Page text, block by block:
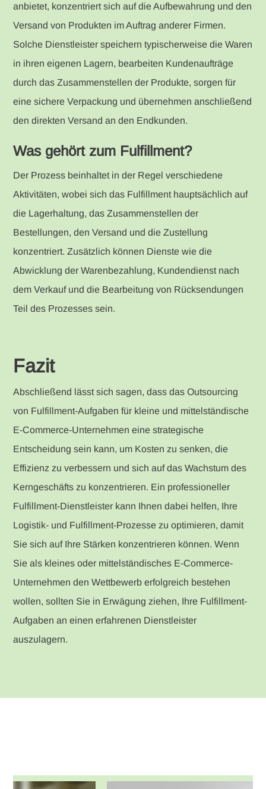
anbietet, konzentriert sich auf die Aufbewahrung und den
Versand von Produkten im Auftrag anderer Firmen.
Solche Dienstleister speichern typischerweise die Waren
in ihren eigenen Lagern, bearbeiten Kundenaufträge
durch das Zusammenstellen der Produkte, sorgen für
eine sichere Verpackung und übernehmen anschließend
den direkten Versand an den Endkunden.
Was gehört zum Fulfillment?
Der Prozess beinhaltet in der Regel verschiedene
Aktivitäten, wobei sich das Fulfillment hauptsächlich auf
die Lagerhaltung, das Zusammenstellen der
Bestellungen, den Versand und die Zustellung
konzentriert. Zusätzlich können Dienste wie die
Abwicklung der Warenbezahlung, Kundendienst nach
dem Verkauf und die Bearbeitung von Rücksendungen
Teil des Prozesses sein.
Fazit
Abschließend lässt sich sagen, dass das Outsourcing
von Fulfillment-Aufgaben für kleine und mittelständische
E-Commerce-Unternehmen eine strategische
Entscheidung sein kann, um Kosten zu senken, die
Effizienz zu verbessern und sich auf das Wachstum des
Kerngeschäfts zu konzentrieren. Ein professioneller
Fulfillment-Dienstleister kann Ihnen dabei helfen, Ihre
Logistik- und Fulfillment-Prozesse zu optimieren, damit
Sie sich auf Ihre Stärken konzentrieren können. Wenn
Sie als kleines oder mittelständisches E-Commerce-
Unternehmen den Wettbewerb erfolgreich bestehen
wollen, sollten Sie in Erwägung ziehen, Ihre Fulfillment-
Aufgaben an einen erfahrenen Dienstleister
auszulagern.